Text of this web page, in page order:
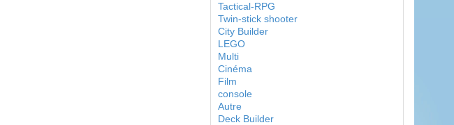
Tactical-RPG
Twin-stick shooter
City Builder
LEGO
Multi
Cinéma
Film
console
Autre
Deck Builder